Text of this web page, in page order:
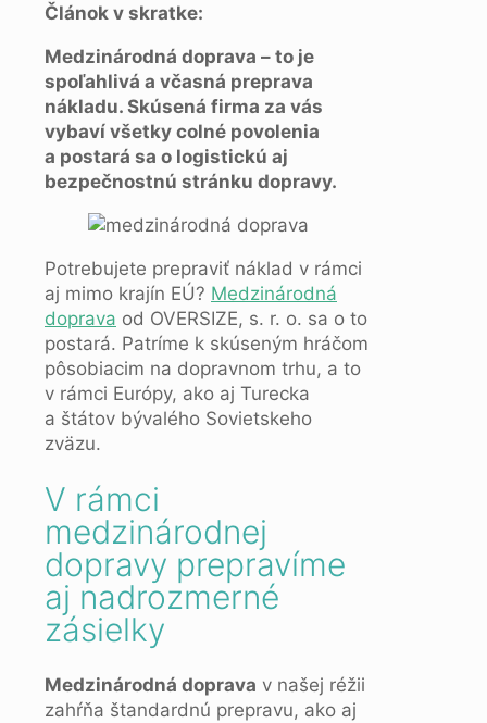
Článok v skratke:
Medzinárodná doprava – to je
spoľahlivá a včasná preprava
nákladu. Skúsená firma za vás
vybaví všetky colné povolenia
a postará sa o logistickú aj
bezpečnostnú stránku dopravy.
Potrebujete prepraviť náklad v rámci
aj mimo krajín EÚ? Medzinárodná
doprava od OVERSIZE, s. r. o. sa o to
postará. Patríme k skúseným hráčom
pôsobiacim na dopravnom trhu, a to
v rámci Európy, ako aj Turecka
a štátov bývalého Sovietskeho
zväzu.
V rámci
medzinárodnej
dopravy prepravíme
aj nadrozmerné
zásielky
Medzinárodná doprava v našej réžii
zahŕňa štandardnú prepravu, ako aj